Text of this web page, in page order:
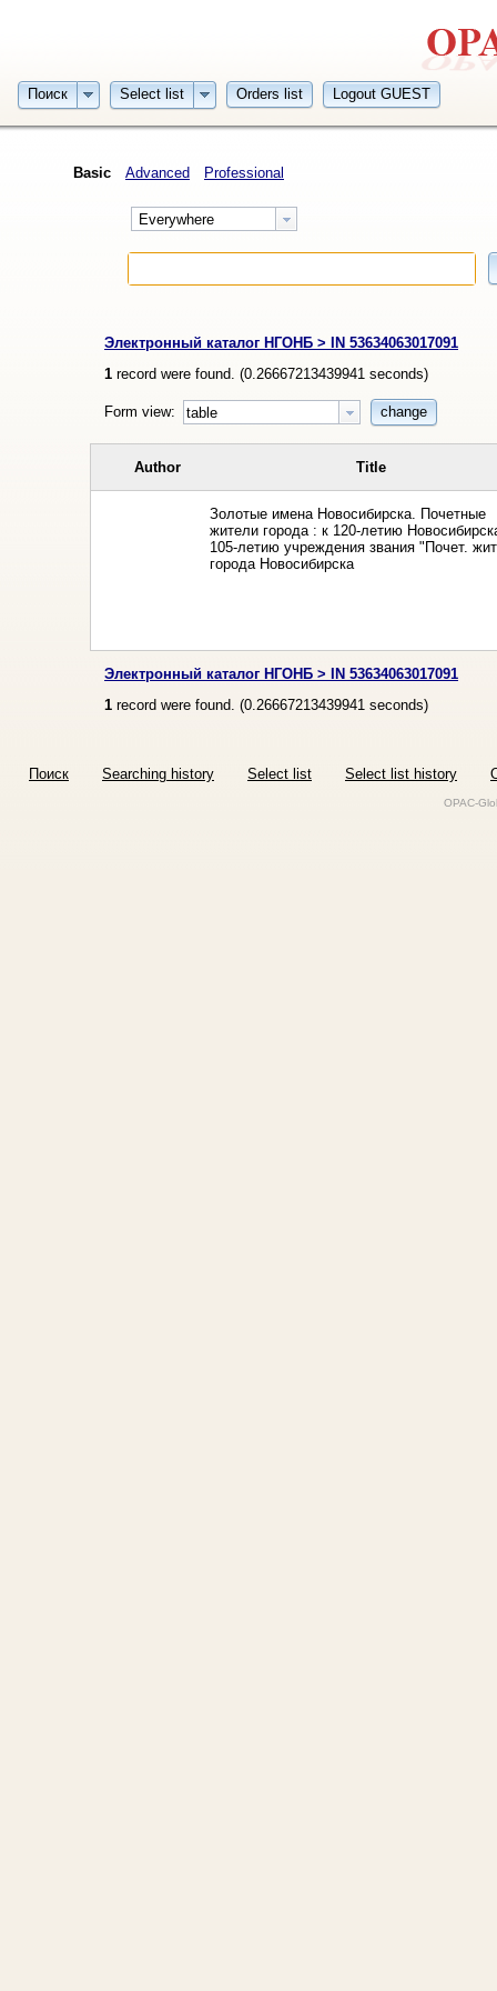
Поиск Select list Orders list Logout GUEST
Basic Advanced Professional
Everywhere
Электронный каталог НГОНБ > IN 53634063017091
1 record were found. (0.26667213439941 seconds)
Form view: table change
Author Title
Золотые имена Новосибирска. Почетные
жители города : к 120-летию
105-летию учреждения звания "Почет.
города Новосибирска
Электронный каталог НГОНБ > IN 53634063017091
1 record were found. (0.26667213439941 seconds)
Поиск Searching history Select list Select list history
OPAC-